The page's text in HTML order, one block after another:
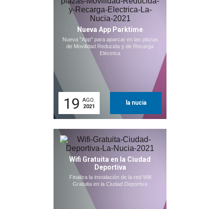
Nueva App Parktime
Nueva "App" para aparcar en las plazas
de Movilidad Reducida y de Recarga
Eléctrica
19 AGO.
2021
la nucia
Wifi Gratuita en la Ciudad
Deportiva
Finaliza la instalación de la red Wifi
Gratuita en la Ciudad Deportiva